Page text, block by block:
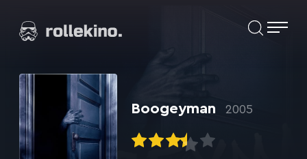
suoraan
Elokuvat ja elokuva-arviot | Rollekino.fi
jälkeen.
Boogeyman 2005